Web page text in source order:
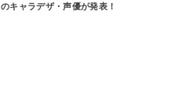
のキャラデザ・声優が発表！